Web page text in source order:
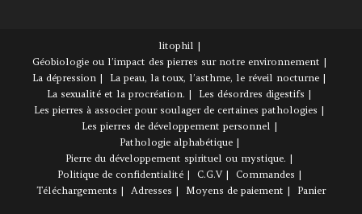
litophil
Géobiologie ou l’impact des pierres sur notre environnement
La dépression
La peau, la toux, l’asthme, le réveil nocturne
La sexualité et la procréation.
Les désordres digestifs
Les pierres à associer pour soulager de certaines pathologies
Les pierres de développement personnel
Pathologie alphabétique
Pierre du développement spirituel ou mystique.
Politique de confidentialité
C.G.V
Commandes
Téléchargements
Adresses Moyens de paiement Panier